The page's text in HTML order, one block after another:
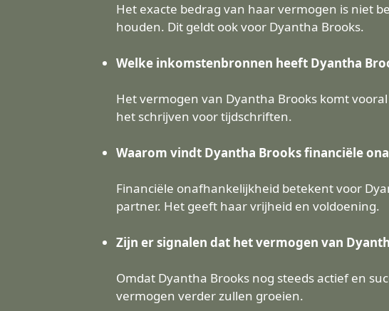
Het exacte bedrag van haar vermogen is niet
houden. Dit geldt ook voor Dyantha Brooks.
Welke inkomstenbronnen heeft Dyantha
Het vermogen van Dyantha Brooks komt
het schrijven voor tijdschriften.
Waarom vindt Dyantha Brooks financiële
Financiële onafhankelijkheid betekent voor
partner. Het geeft haar vrijheid en voldoening.
Zijn er signalen dat het vermogen van
Omdat Dyantha Brooks nog steeds actief en
vermogen verder zullen groeien.